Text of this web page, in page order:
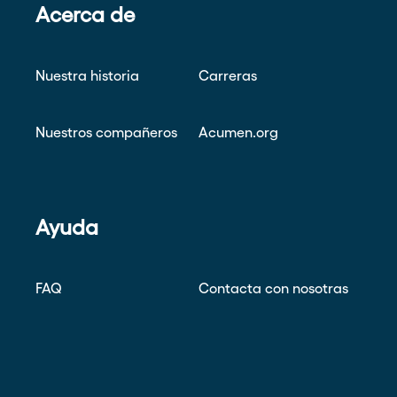
Acerca de
Nuestra historia Carreras
Nuestros compañeros Acumen.org
Ayuda
FAQ Contacta con nosotras